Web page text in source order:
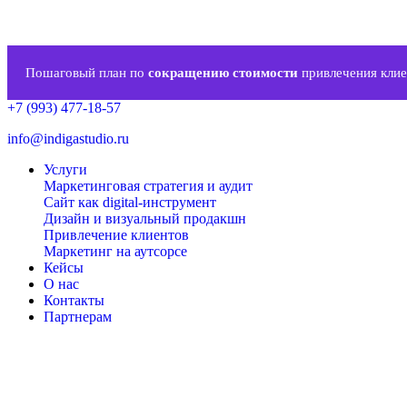
Пошаговый план по сокращению стоимости привлечения
+7 (993) 477-18-57
info@indigastudio.ru
Услуги
Маркетинговая стратегия и аудит
Сайт как digital-инструмент
Дизайн и визуальный продакшн
Привлечение клиентов
Маркетинг на аутсорсе
Кейсы
О нас
Контакты
Партнерам